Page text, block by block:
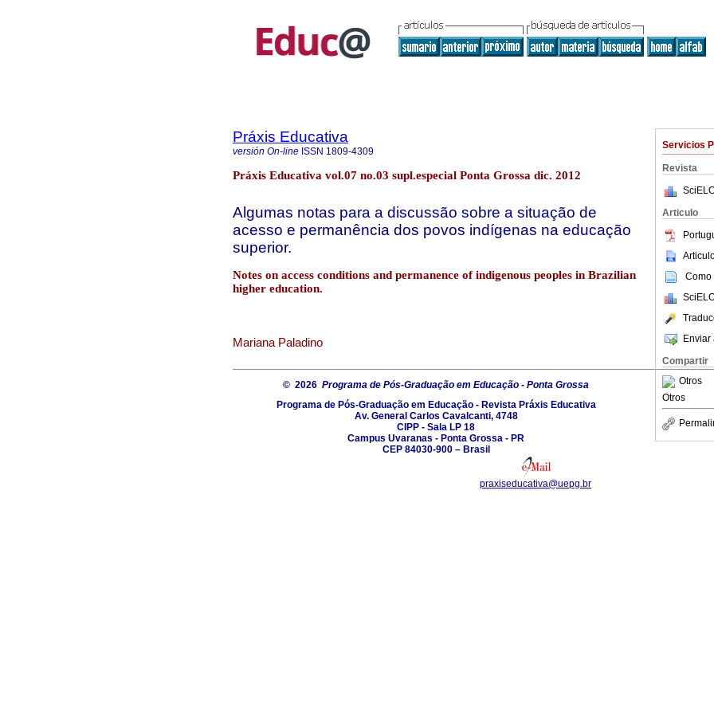
Servicios
Revista
Articulo
Como
Enviar
Compartir
Otros
Otros
Práxis Educativa
versión On-line ISSN 1809-4309
Práxis Educativa vol.07 no.03 supl.especial Ponta Grossa dic. 2012
Algumas notas para a discussão sobre a situação de
acesso e permanência dos povos indígenas na educação
superior.
Notes on access conditions and permanence of indigenous peoples in Brazilian
higher education.
Mariana Paladino
© 2026 Programa de Pós-Graduação em Educação - Ponta Grossa
Programa de Pós-Graduação em Educação - Revista Práxis Educativa
Av. General Carlos Cavalcanti, 4748
CIPP - Sala LP 18
Campus Uvaranas - Ponta Grossa - PR
CEP 84030-900 – Brasil
praxiseducativa@uepg.br